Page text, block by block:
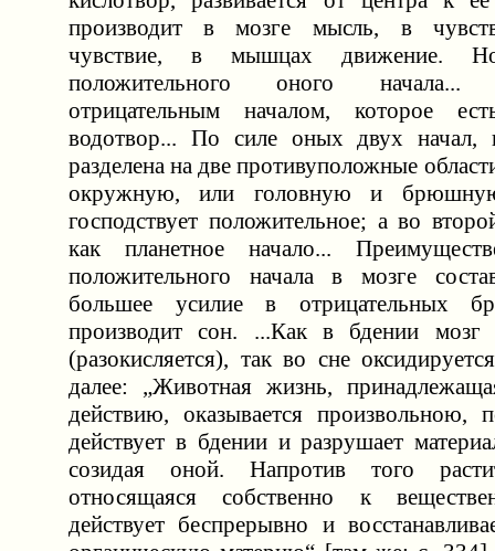
производит в мозге мысль, в
чувствие, в мышцах движение. Но
положительного оного начала...
отрицательным началом, которое
водотвор... По силе оных двух начал,
разделена на две противуположные
окружную, или головную и
господствует положительное; а во
как планетное начало...
положительного начала в мозге
большее усилие в отрицательных
производит сон. ...Как в бдении мозг
(разокисляется), так во сне
далее: „Животная жизнь,
действию, оказывается произвольною,
действует в бдении и разрушает
созидая оной. Напротив того
относящаяся собственно к
действует беспрерывно и